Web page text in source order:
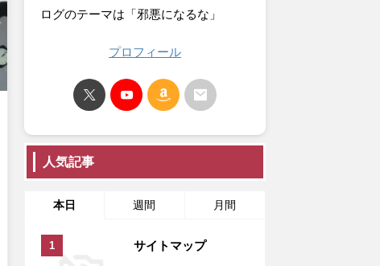
ログのテーマは「邪悪になるな」
プロフィール
人気記事
本日 週間 月間
サイトマップ